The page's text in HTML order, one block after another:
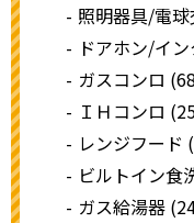
照明器具/電
ドアホン/イ
ガスコンロ
ＩＨコンロ
レンジフード
ビルトイン食
ガス給湯器